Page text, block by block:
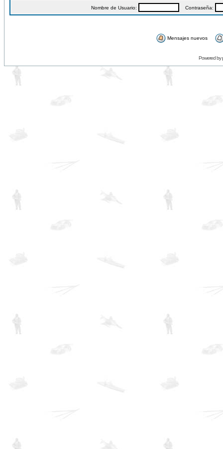
Nombre de Usuario: Contraseña:
Mensajes nuevos
Powered by